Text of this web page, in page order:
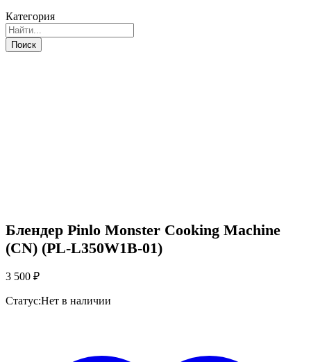
Категория
Поиск
Блендер Pinlo Monster Cooking Machine
(CN) (PL-L350W1B-01)
3 500 ₽
Статус:Нет в наличии